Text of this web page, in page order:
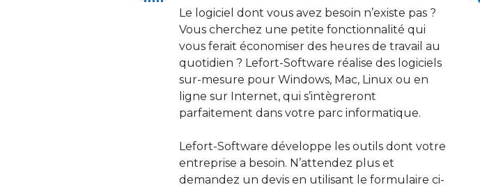
Le logiciel dont vous avez besoin n’existe pas ?
Vous cherchez une petite fonctionnalité qui
vous ferait économiser des heures de travail au
quotidien ? Lefort-Software réalise des logiciels
sur-mesure pour Windows, Mac, Linux ou en
ligne sur Internet, qui s’intègreront
parfaitement dans votre parc informatique.
Lefort-Software développe les outils dont votre
entreprise a besoin. N’attendez plus et
demandez un devis en utilisant le formulaire ci-